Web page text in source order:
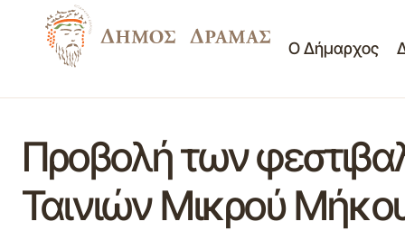
Ο Δήμαρχος
Προβολή των
Ταινιών Μικρού